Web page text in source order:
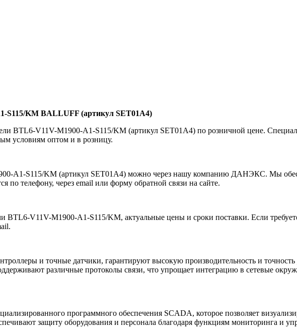
S115/KM BALLUFF (артикул SET01A4)
BTL6-V11V-M1900-A1-S115/KM (артикул SET01A4) по розничной цене.
условиям оптом и в розницу.
A1-S115/KM (артикул SET01A4) можно через нашу компанию ДАНЭКС. Мы
телефону, через email или форму обратной связи на сайте.
V11V-M1900-A1-S115/KM, актуальные цены и сроки поставки. Если
и точные датчики, гарантируют высокую производительность и
различные протоколы связи, что упрощает интеграцию в сетевые
программного обеспечения SCADA, которое позволяет
защиту оборудования и персонала благодаря функциям мониторинга и